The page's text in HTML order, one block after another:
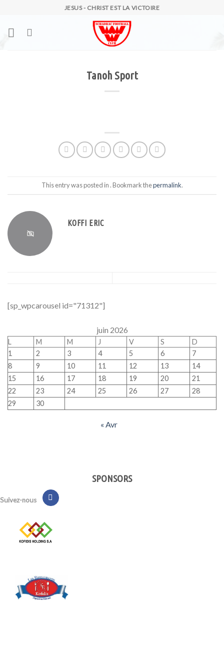
content
JESUS - CHRIST EST LA VICTOIRE
Tanoh Sport
This entry was posted in . Bookmark thepermalink.
KOFFI ERIC
[sp_wpcarousel id="71312"]
juin 2026
L M M J V S
D
1
2 3 4 5 6
7
8
9 10 11 12 13
14
15
16 17 18 19 20
21
22
23 24 25 26 27
28
29
30
« Avr
SPONSORS
Suivez-nous